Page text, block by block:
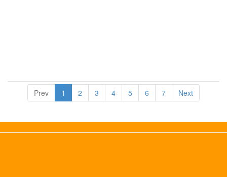
Prev 1 2 3 4 5 6 7 Next